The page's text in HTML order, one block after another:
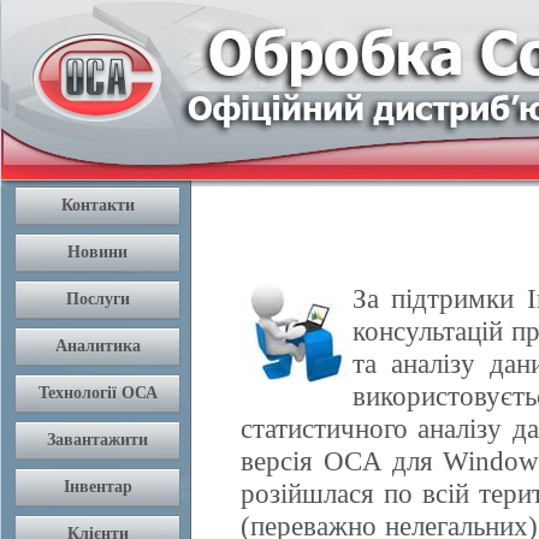
За підтримки
консультацій
та аналізу
статистичного
версія OCA для
розійшлася по всій
(переважно